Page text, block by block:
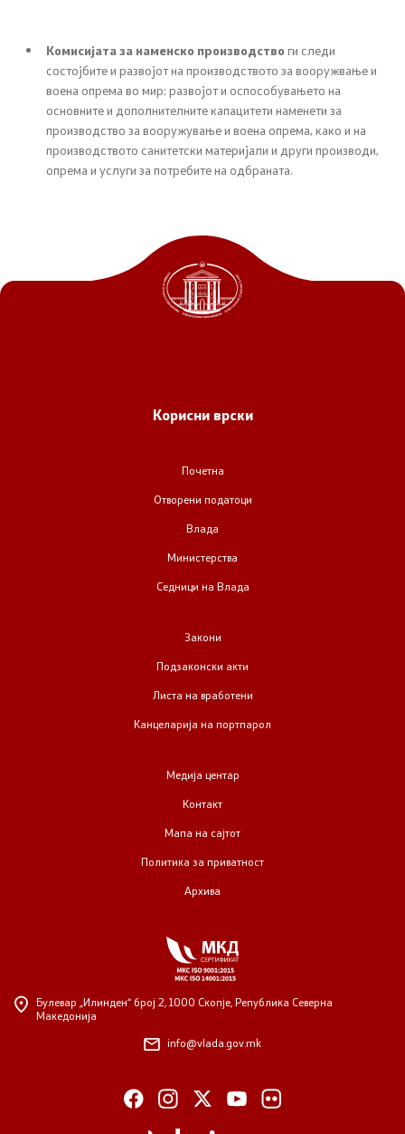
Комисијата за наменско производство ги следи
состојбите и развојот на производството за вооружвање и
воена опрема во мир; развојот и оспособувањето на
основните и дополнителните капацитети наменети за
производство за вооружување и воена опрема, како и на
производството санитетски материјали и други производи,
опрема и услуги за потребите на одбраната.
Корисни врски
Почетна
Отворени податоци
Влада
Министерства
Седници на Влада
Закони
Подзаконски акти
Листа на вработени
Канцеларија на портпарол
Медија центар
Контакт
Мапа на сајтот
Политика за приватност
Архива
Булевар „Илинден“ број 2, 1000 Скопје, Република Северна
Македонија
info@vlada.gov.mk